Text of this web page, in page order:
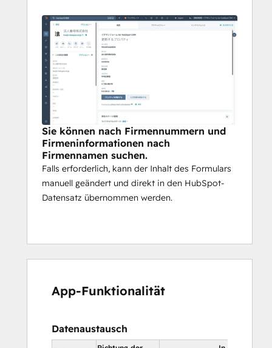
Sie können nach Firmennummern und
Firmeninformationen nach
Firmennamen suchen.
Falls erforderlich, kann der Inhalt des Formulars
manuell geändert und direkt in den HubSpot-
Datensatz übernommen werden.
App-Funktionalität
Datenaustausch